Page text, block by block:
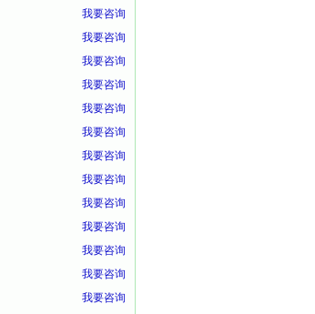
我要咨询
我要咨询
我要咨询
我要咨询
我要咨询
我要咨询
我要咨询
我要咨询
我要咨询
我要咨询
我要咨询
我要咨询
我要咨询